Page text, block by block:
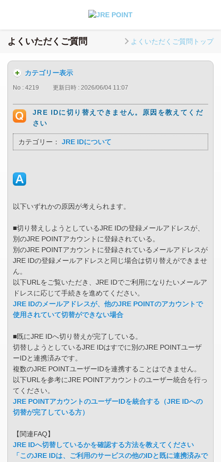
よくいただくご質問 よくいただくご質問トップ
カテゴリー表示
No : 4219 更新日時 : 2026/06/04 11:07
JRE IDに切り替えできません。原因を教えてくだ
さい
カテゴリー： JRE IDについて
以下いずれかの原因が考えられます。
■切り替えしようとしているJRE IDの登録メールアドレスが、
別のJRE POINTアカウントに登録されている。
別のJRE POINTアカウントに登録されているメールアドレスが
JRE IDの登録メールアドレスと同じ場合は切り替えができませ
ん。
以下URLをご覧いただき、JRE IDでご利用になりたいメールア
ドレスに応じて手続きを進めてください。
JRE IDのメールアドレスが、他のJRE POINTのアカウントで
使用されていて切替ができない場合
■既にJRE IDへ切り替えが完了している。
切替しようとしているJRE IDはすでに別のJRE POINTユーザ
ーIDと連携済みです。
複数のJRE POINTユーザーIDを連携することはできません。
以下URLを参考にJRE POINTアカウントのユーザー統合を行っ
てください。
JRE POINTアカウントのユーザーIDを統合する（JRE IDへの
切替が完了している方）
【関連FAQ】
JRE IDへ切替しているかを確認する方法を教えてください
「このJRE IDは、ご利用のサービスの他のIDと既に連携済みで